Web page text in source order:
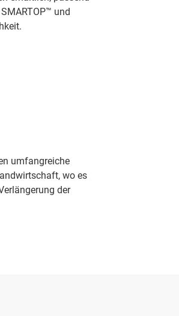
und
umfangreiche
wo es
der